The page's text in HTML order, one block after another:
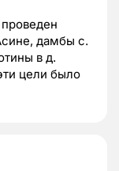
дамбы с.
в д.
цели было